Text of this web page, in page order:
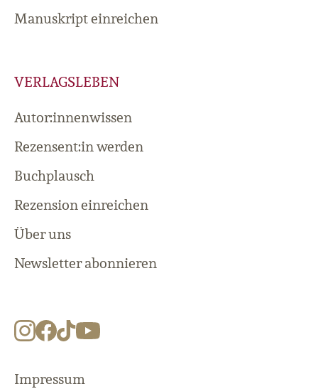
Manuskript einreichen
VERLAGSLEBEN
Autor:innenwissen
Rezensent:in werden
Buchplausch
Rezension einreichen
Über uns
Newsletter abonnieren
Impressum